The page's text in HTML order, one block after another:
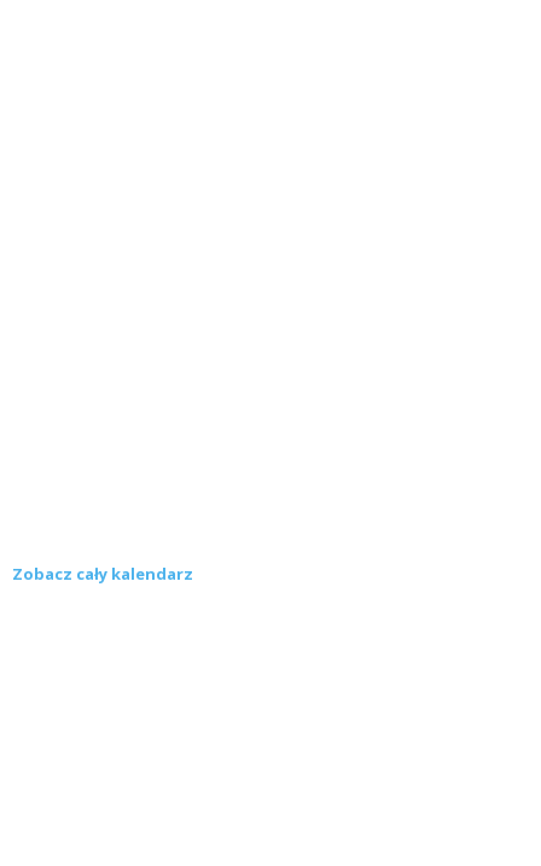
Zobacz cały kalendarz